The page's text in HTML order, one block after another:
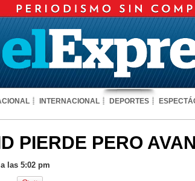
INTERNACIONAL DEPORTES
PIERDE PERO
las 5:02 pm